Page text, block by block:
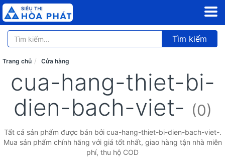
Tìm kiếm
Trang chủ Cửa hàng
cua-hang-thiet-bi-
dien-bach-viet- (0)
Tất cả sản phẩm được bán bởi cua-hang-thiet-bi-dien-bach-viet-.
Mua sản phẩm chính hãng với giá tốt nhất, giao hàng tận nhà miễn
phí, thu hộ COD